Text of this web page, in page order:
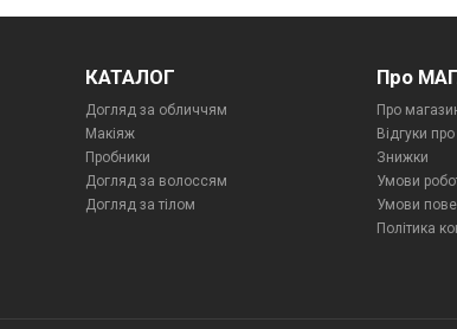
КАТАЛОГ
Догляд за обличчям
Макіяж
Пробники
Догляд за волоссям
Догляд за тілом
Про
Про
Відгуки
Знижки
Умови
Умови
Політика